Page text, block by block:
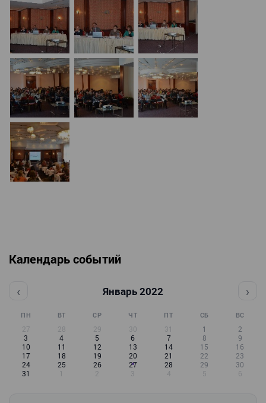
Календарь событий
‹ Январь 2022 ›
ПН ВТ СР ЧТ ПТ СБ ВС
27 28 29 30 31 1
2
3
4 5 6 7 8
9
10
11 12 13 14 15
16
17
18 19 20 21 22
23
24
25 26 27 28 29
30
31
1 2 3 4 5 6